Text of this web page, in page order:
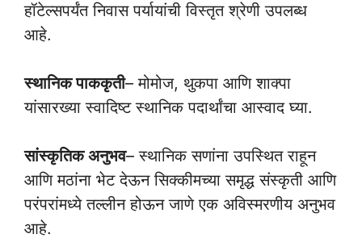
हॉटेल्सपर्यंत निवास पर्यायांची विस्तृत श्रेणी उपलब्ध
आहे.
स्थानिक पाककृती– मोमोज, थुकपा आणि शाक्पा
यांसारख्या स्वादिष्ट स्थानिक पदार्थांचा आस्वाद घ्या.
सांस्कृतिक अनुभव– स्थानिक सणांना उपस्थित राहून
आणि मठांना भेट देऊन सिक्कीमच्या समृद्ध संस्कृती आणि
परंपरांमध्ये तल्लीन होऊन जाणे एक अविस्मरणीय अनुभव
आहे.